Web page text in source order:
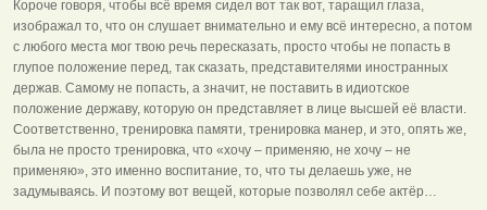
Короче говоря, чтобы всё время сидел вот так вот, таращил глаза,
изображал то, что он слушает внимательно и ему всё интересно, а потом
с любого места мог твою речь пересказать, просто чтобы не попасть в
глупое положение перед, так сказать, представителями иностранных
держав. Самому не попасть, а значит, не поставить в идиотское
положение державу, которую он представляет в лице высшей её власти.
Соответственно, тренировка памяти, тренировка манер, и это, опять же,
была не просто тренировка, что «хочу – применяю, не хочу – не
применяю», это именно воспитание, то, что ты делаешь уже, не
задумываясь. И поэтому вот вещей, которые позволял себе актёр…